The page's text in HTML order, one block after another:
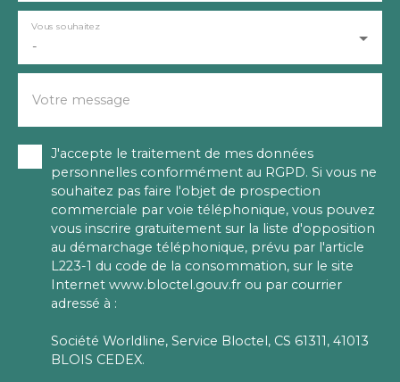
-
Vous souhaitez
Votre message
J'accepte le traitement de mes données
personnelles conformément au RGPD. Si vous ne
souhaitez pas faire l'objet de prospection
commerciale par voie téléphonique, vous pouvez
vous inscrire gratuitement sur la liste d'opposition
au démarchage téléphonique, prévu par l'article
L223-1 du code de la consommation, sur le site
Internet www.bloctel.gouv.fr ou par courrier
adressé à :
Société Worldline, Service Bloctel, CS 61311, 41013
BLOIS CEDEX.